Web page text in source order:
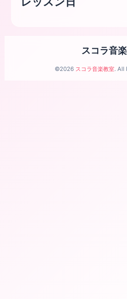
スコラ音
©2026 スコラ音楽教室. All